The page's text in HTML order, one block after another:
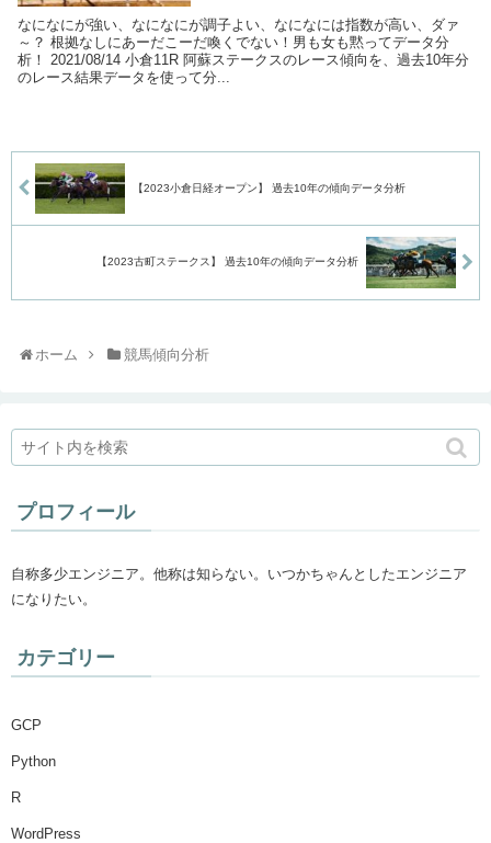
なになにが強い、なになにが調子よい、なになには指数が高い、ダァ
～？ 根拠なしにあーだこーだ喚くでない！男も女も黙ってデータ分
析！ 2021/08/14 小倉11R 阿蘇ステークスのレース傾向を、過去10年分
のレース結果データを使って分...
【2023小倉日経オープン】 過去10年の傾向データ分析
【2023古町ステークス】 過去10年の傾向データ分析
ホーム 競馬傾向分析
プロフィール
自称多少エンジニア。他称は知らない。いつかちゃんとしたエンジニア
になりたい。
カテゴリー
GCP
Python
R
WordPress